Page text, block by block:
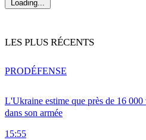
Loading...
LES PLUS RÉCENTS
L'Ukraine estime que près de 16 000
dans son armée
15:55
PRODÉFENSE